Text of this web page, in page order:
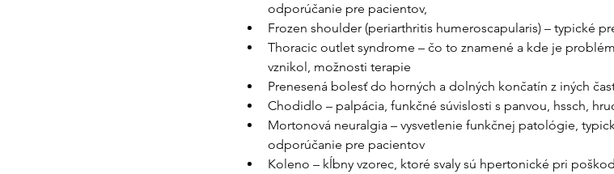
odporúčanie pre pacientov,
Frozen shoulder (periarthritis humeroscapularis) – typické
Thoracic outlet syndrome – čo to znamené a kde je
vznikol, možnosti terapie
Prenesená bolesť do horných a dolných končatín z iných
Chodidlo – palpácia, funkčné súvislosti s panvou, hssch,
Mortonová neuralgia – vysvetlenie funkčnej patológie,
odporúčanie pre pacientov
Koleno – kĺbny vzorec, ktoré svaly sú hpertonické pri